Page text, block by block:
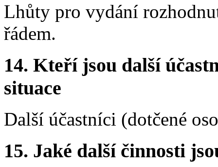
Lhůty pro vydání
řádem.
14. Kteří jsou další
situace
Další účastníci (dotčené
15. Jaké další činnosti